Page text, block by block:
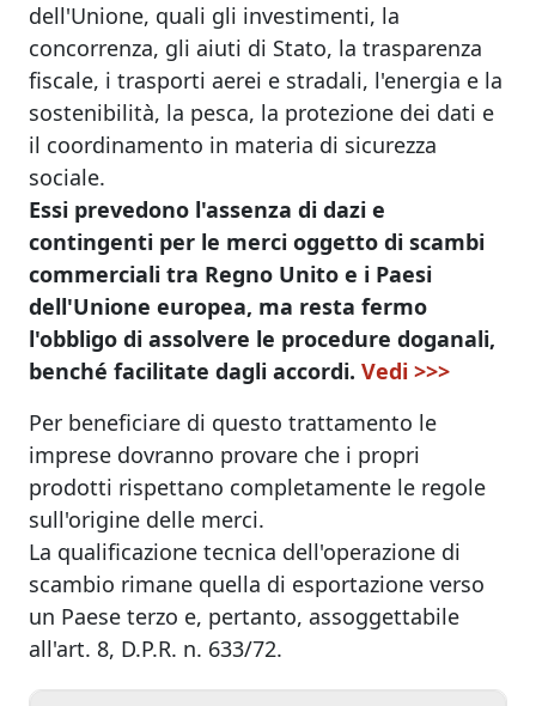
dell'Unione, quali gli investimenti, la
concorrenza, gli aiuti di Stato, la trasparenza
fiscale, i trasporti aerei e stradali, l'energia e la
sostenibilità, la pesca, la protezione dei dati e
il coordinamento in materia di sicurezza
sociale.
Essi prevedono l'assenza di dazi e
contingenti per le merci oggetto di scambi
commerciali tra Regno Unito e i Paesi
dell'Unione europea, ma resta fermo
l'obbligo di assolvere le procedure doganali,
benché facilitate dagli accordi. Vedi >>>
Per beneficiare di questo trattamento le
imprese dovranno provare che i propri
prodotti rispettano completamente le regole
sull'origine delle merci.
La qualificazione tecnica dell'operazione di
scambio rimane quella di esportazione verso
un Paese terzo e, pertanto, assoggettabile
all'art. 8, D.P.R. n. 633/72.